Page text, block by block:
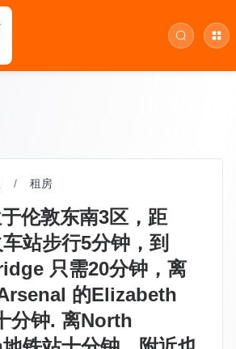
/ 租房
伦敦东南3区，距
站步行5分钟，到
只需20分钟，离
的Elizabeth
分钟. 离North